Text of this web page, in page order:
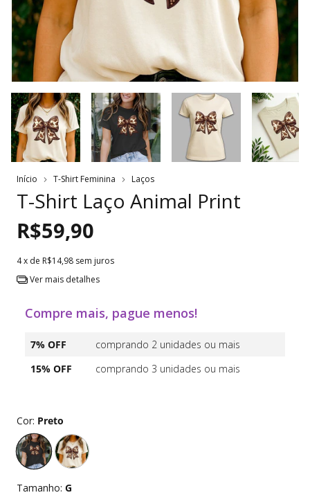
Início T-Shirt Feminina Laços
T-Shirt Laço Animal Print
R$59,90
4x de R$14,98 sem juros
Ver mais detalhes
Compre mais, pague menos!
7% OFF
comprando 2 unidades ou mais
15% OFF
comprando 3 unidades ou mais
Cor: Preto
Tamanho: G